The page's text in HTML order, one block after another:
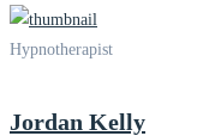
Hypnotherapist
Jordan Kelly